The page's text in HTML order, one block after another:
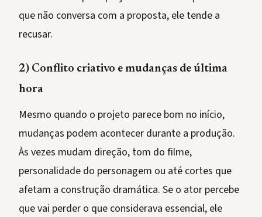
que não conversa com a proposta, ele tende a
recusar.
2) Conflito criativo e mudanças de última
hora
Mesmo quando o projeto parece bom no início,
mudanças podem acontecer durante a produção.
Às vezes mudam direção, tom do filme,
personalidade do personagem ou até cortes que
afetam a construção dramática. Se o ator percebe
que vai perder o que considerava essencial, ele